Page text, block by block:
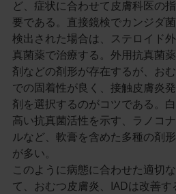
ど、症状に合わせて皮膚科医の
要である。直接鏡検でカンジダ
検出された場合は、ステロイド
真菌薬で治療する。外用抗真菌
剤などの剤形が存在するが、お
での固着性が良く、接触皮膚炎
剤を選択するのがコツである。
高い抗真菌活性を示す、ラノコ
ルなど、軟膏を含めた多種の剤
が多い。
このように病態に合わせた適切
て、おむつ皮膚炎、IADは改善